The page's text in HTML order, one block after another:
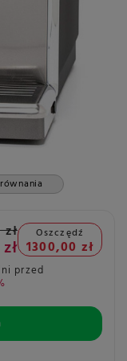
Oszczędź
1300,00 zł
przed